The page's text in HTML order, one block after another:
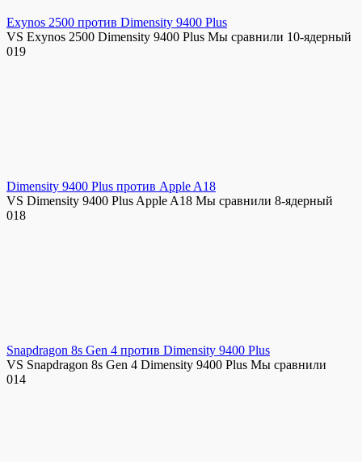
Exynos 2500 против Dimensity 9400 Plus
VS Exynos 2500 Dimensity 9400 Plus Мы сравнили 10-ядерный
019
Dimensity 9400 Plus против Apple A18
VS Dimensity 9400 Plus Apple A18 Мы сравнили 8-ядерный
018
Snapdragon 8s Gen 4 против Dimensity 9400 Plus
VS Snapdragon 8s Gen 4 Dimensity 9400 Plus Мы сравнили
014